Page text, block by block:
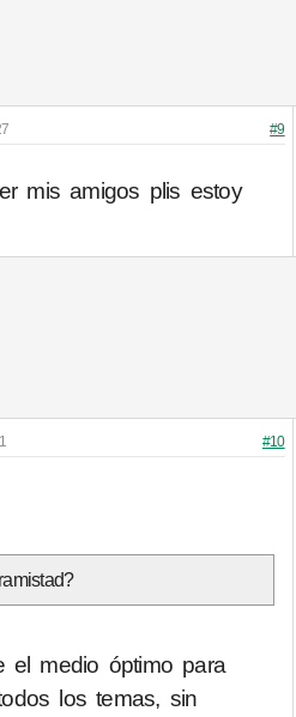
#9
mis amigos plis estoy
#10
el medio óptimo para
los temas, sin